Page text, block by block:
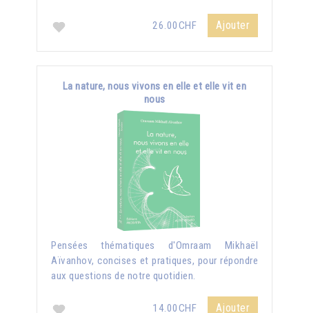
26.00CHF Ajouter
La nature, nous vivons en elle et elle vit en
nous
Pensées thématiques d'Omraam Mikhaël
Aïvanhov, concises et pratiques, pour répondre
aux questions de notre quotidien.
14.00CHF Ajouter